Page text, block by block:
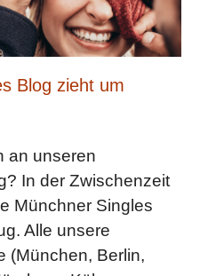
Blog zieht um
an unseren
In der Zwischenzeit
Münchner Singles
Alle unsere
(München, Berlin,